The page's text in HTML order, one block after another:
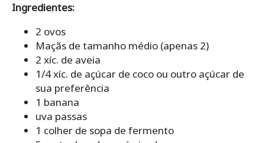
Ingredientes:
2 ovos
Maçãs de tamanho médio (apenas 2)
2 xíc. de aveia
1/4 xíc. de açúcar de coco ou outro açúcar de
sua preferência
1 banana
uva passas
1 colher de sopa de fermento